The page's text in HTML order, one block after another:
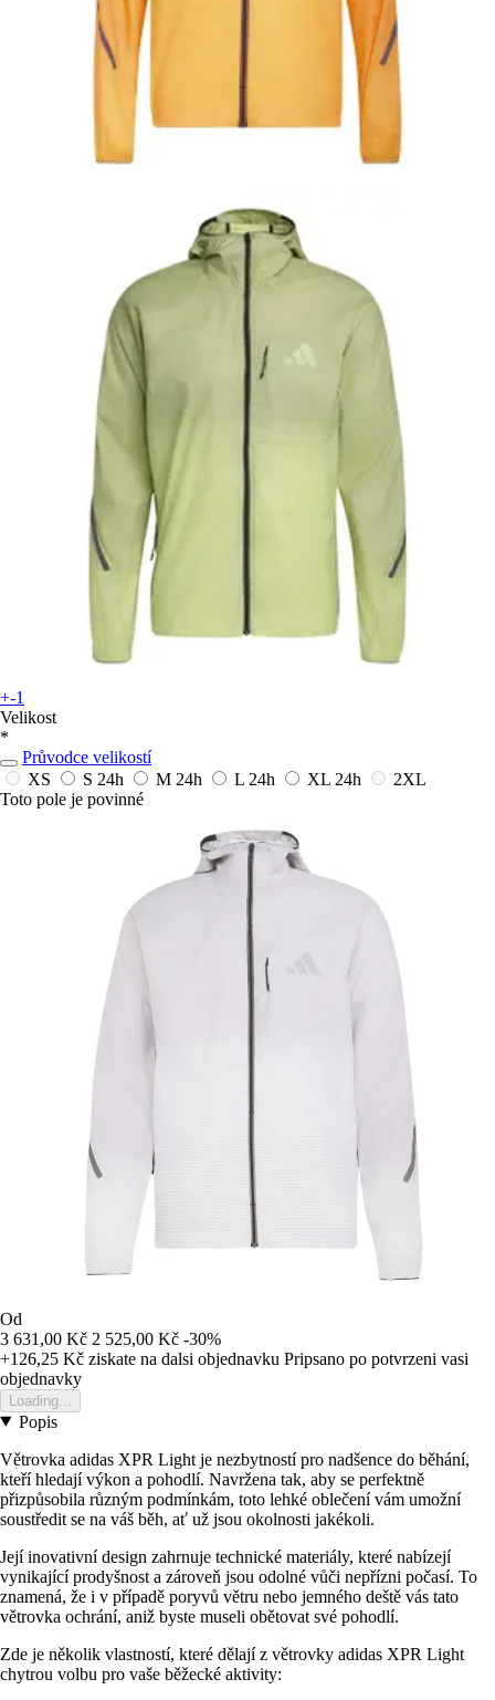
+-1
Velikost
*
Průvodce velikostí
XS
S 24h M 24h L 24h XL 24h
2XL
Toto pole je povinné
Od
3 631,00 Kč 2 525,00 Kč -30%
+126,25 Kč ziskate na dalsi objednavku Pripsano po potvrzeni vasi
objednavky
Loading...
Popis
Větrovka adidas XPR Light je nezbytností pro nadšence do běhání,
kteří hledají výkon a pohodlí. Navržena tak, aby se perfektně
přizpůsobila různým podmínkám, toto lehké oblečení vám umožní
soustředit se na váš běh, ať už jsou okolnosti jakékoli.
Její inovativní design zahrnuje technické materiály, které nabízejí
vynikající prodyšnost a zároveň jsou odolné vůči nepřízni počasí. To
znamená, že i v případě poryvů větru nebo jemného deště vás tato
větrovka ochrání, aniž byste museli obětovat své pohodlí.
Zde je několik vlastností, které dělají z větrovky adidas XPR Light
chytrou volbu pro vaše běžecké aktivity: